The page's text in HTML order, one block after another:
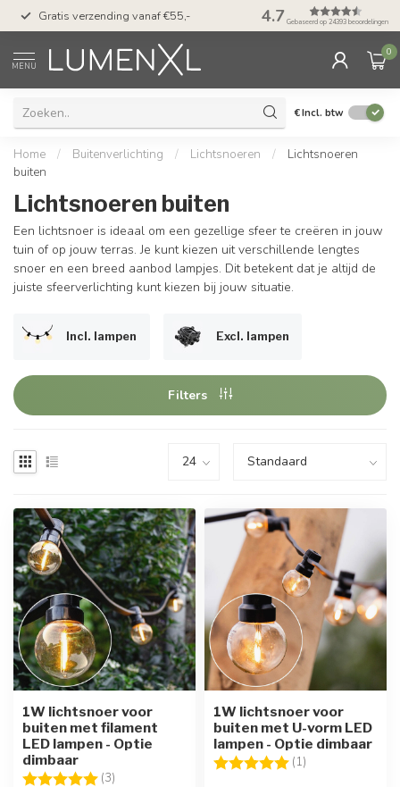
Gratis verzending vanaf €55,- 50 dagen
met Klarna
4.7 Gebaseerd op 24393 beoordelingen
MENU
0
€Incl. btw
Home / Buitenverlichting / Lichtsnoeren /
Lichtsnoeren
buiten
Lichtsnoeren buiten
Een lichtsnoer is ideaal om een gezellige sfeer te creëren in jouw
tuin of op jouw terras. Je kunt kiezen uit verschillende lengtes
snoer en een breed aanbod lampjes. Dit betekent dat je altijd de
juiste sfeerverlichting kunt kiezen bij jouw situatie.
Incl. lampen Excl. lampen
Filters
1W lichtsnoer voor
buiten met filament
LED lampen - Optie
dimbaar
Beoordeling: (3)
1W lichtsnoer voor
buiten met U-vorm LED
lampen - Optie dimbaar
Beoordeling: (1)